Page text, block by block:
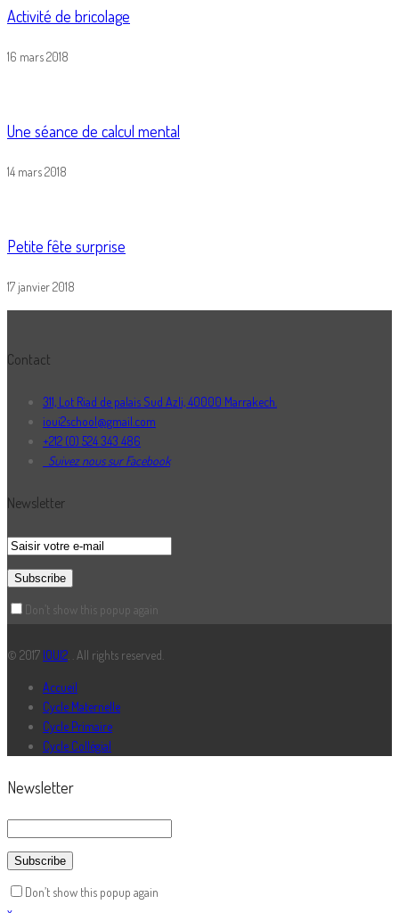
Activité de bricolage
16 mars 2018
Une séance de calcul mental
14 mars 2018
Petite fête surprise
17 janvier 2018
Contact
311, Lot Riad de palais Sud Azli, 40000 Marrakech.
ioui2school@gmail.com
+212 (0) 524 343 486
Suivez nous sur Facebook
Newsletter
Don’t show this popup again
© 2017 IOUI2 . . All rights reserved.
Accueil
Cycle Maternelle
Cycle Primaire
Cycle Collégial
Newsletter
Don’t show this popup again